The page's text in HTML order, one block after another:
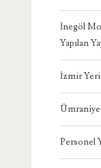
İnegöl
Yapılan
İzmir
Ümraniye
Personel